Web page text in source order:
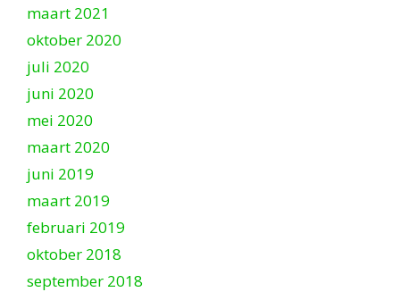
maart 2021
oktober 2020
juli 2020
juni 2020
mei 2020
maart 2020
juni 2019
maart 2019
februari 2019
oktober 2018
september 2018